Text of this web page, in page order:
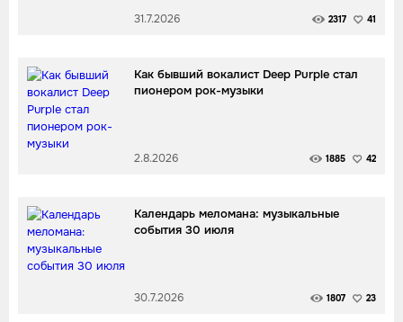
31.7.2026 2317 41
Как бывший вокалист Deep Purple стал
пионером рок-музыки
2.8.2026 1885 42
Календарь меломана: музыкальные
события 30 июля
30.7.2026 1807 23